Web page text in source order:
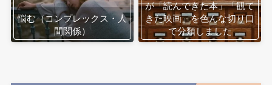
悩む（コンプレックス・人
間関係）
が「読んできた本」「観て
きた映画」を色んな切り口
で分類しました